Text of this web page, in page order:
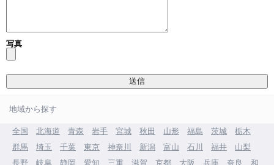
写真
地域から探す
全国 北海道 青森 岩手 宮城 秋田 山形 福島 茨城
栃木
群馬
埼玉 千葉 東京 神奈川 新潟 富山 石川 福井
山梨
長野
岐阜 静岡 愛知 三重 滋賀 京都 大阪 兵庫 奈良 和